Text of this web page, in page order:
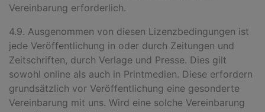
Vereinbarung erforderlich.
4.9. Ausgenommen von diesen Lizenzbedingungen ist
jede Veröffentlichung in oder durch Zeitungen und
Zeitschriften, durch Verlage und Presse. Dies gilt
sowohl online als auch in Printmedien. Diese erfordern
grundsätzlich vor Veröffentlichung eine gesonderte
Vereinbarung mit uns. Wird eine solche Vereinbarung